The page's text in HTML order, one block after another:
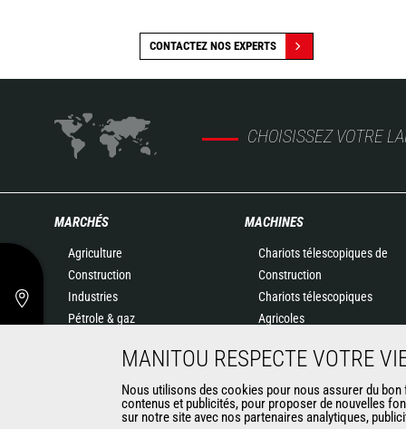
CONTACTEZ NOS EXPERTS
CHOISISSEZ VOTRE
MARCHÉS
Agriculture
Construction
Industries
Pétrole & gaz
Environnement
MACHINES
Chariots télescopiques de
Construction
Chariots télescopiques
Agricoles
MLT-X
Chargeuses articulées
MANITOU RESPECTE VOTRE
Nous utilisons des cookies pour nous assurer du
contenus et publicités, pour proposer de nouvelles
sur notre site avec nos partenaires analytiques,